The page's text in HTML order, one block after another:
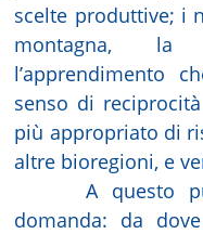
scelte produttive; i
montagna,
l’apprendimento
senso di
più appropriato di
altre bioregioni, e
A questo
domanda: da